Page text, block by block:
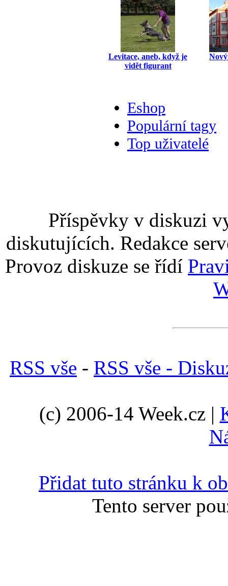
Levitace, aneb, když je
vidět figurant
Eshop
Populární tagy
Top uživatelé
Příspěvky v diskuzi
diskutujících. Redakce
Provoz diskuze se řídí
RSS vše - RSS vše -
(c) 2006-14 Week.cz |
Přidat tuto stránku k
Tento server